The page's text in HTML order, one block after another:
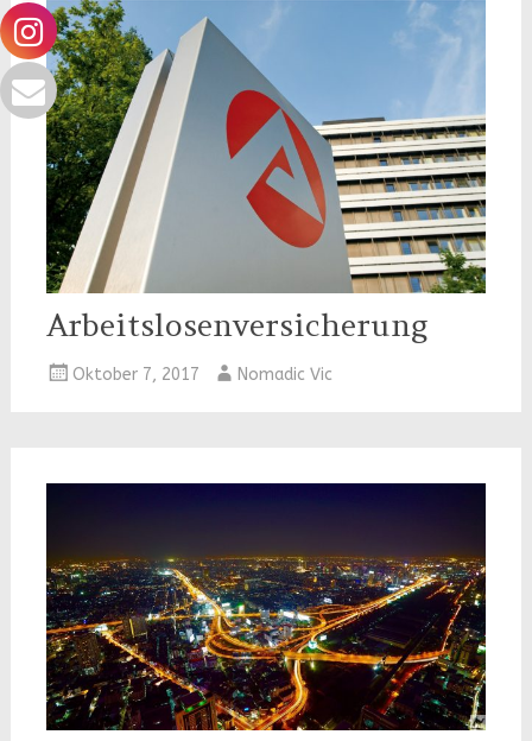
Arbeitslosenversicherung
Oktober 7, 2017 Nomadic Vic